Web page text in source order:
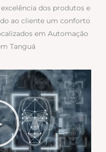
dos produtos e
ao cliente um conforto
em Automação
Tanguá